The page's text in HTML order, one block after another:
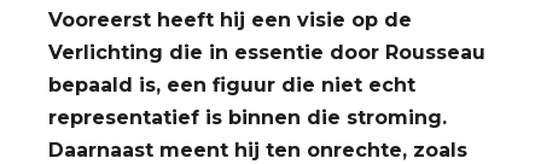
Vooreerst heeft hij een visie op de
Verlichting die in essentie door Rousseau
bepaald is, een figuur die niet echt
representatief is binnen die stroming.
Daarnaast meent hij ten onrechte, zoals